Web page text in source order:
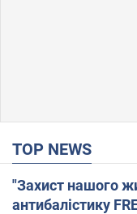
TOP NEWS
"Захист нашого
антибалістику